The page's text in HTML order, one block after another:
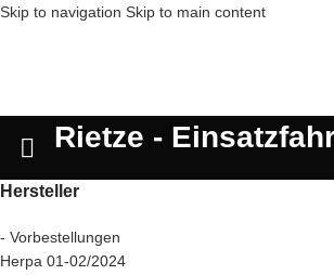
Skip to navigation Skip to main content
Rietze -
Hersteller
- Vorbestellungen
Herpa 01-02/2024